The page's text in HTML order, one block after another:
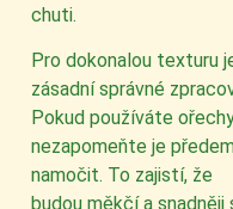
chuti.
Pro dokonalou texturu
zásadní správné
Pokud používáte
nezapomeňte je
namočit. To zajistí, že
budou měkčí a snadněji